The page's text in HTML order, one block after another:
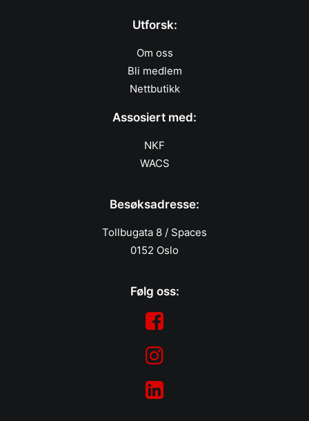
Utforsk:
Om oss
Bli medlem
Nettbutikk
Assosiert med:
NKF
WACS
Besøksadresse:
Tollbugata 8 / Spaces
0152 Oslo
Følg oss: